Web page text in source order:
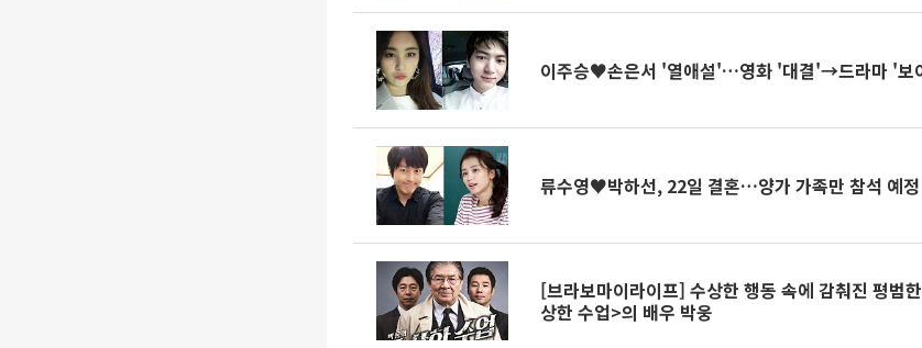
이주승♥손은서 '열애설'…영화 '대결'→드라마 '보
류수영♥박하선, 22일 결혼…양가 가족만 참석 예정
[브라보마이라이프] 수상한 행동 속에 감춰진 평범한 인간의
상한 수업>의 배우 박웅